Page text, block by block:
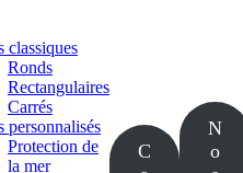
classiques
Ronds
Rectangulaires
Carrés
personnalisés
Protection de
la mer
C
N
o